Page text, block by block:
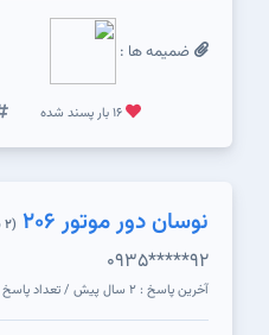
ضمیمه ها :
16 بار پسند شده
نوسان دور موتور ۲۰۶ (2 سال پیش)
0935*****92
آخرین پاسخ : 2 سال پیش / تعداد پاسخ ها : 3 / پاسخ های پذیرفته شده : 1